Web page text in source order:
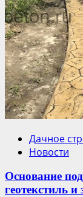
Дачное
Новости
Основание
геотекстиль